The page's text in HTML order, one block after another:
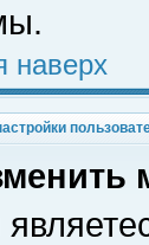
наверх